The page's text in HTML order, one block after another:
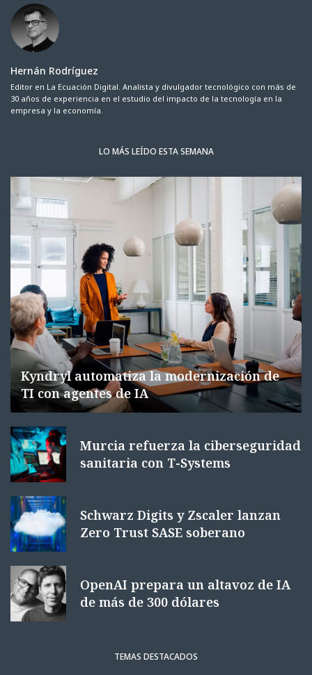
Hernán Rodríguez
Editor en La Ecuación Digital. Analista y divulgador tecnológico con más de
30 años de experiencia en el estudio del impacto de la tecnología en la
empresa y la economía.
LO MÁS LEÍDO ESTA SEMANA
Kyndryl automatiza la modernización de
TI con agentes de IA
Murcia refuerza la ciberseguridad
sanitaria con T-Systems
Schwarz Digits y Zscaler lanzan
Zero Trust SASE soberano
OpenAI prepara un altavoz de IA
de más de 300 dólares
TEMAS DESTACADOS